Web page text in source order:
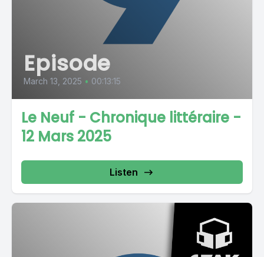
Episode
March 13, 2025 • 00:13:15
Le Neuf - Chronique littéraire -
12 Mars 2025
Listen